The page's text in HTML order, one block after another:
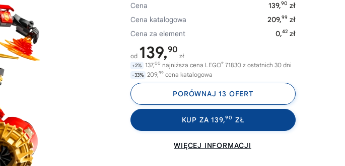
Cena
139,90 zł
Cena katalogowa
209,99 zł
Cena za element
0,42 zł
od 139,90
zł
+2% 137,00 najniższa cena LEGO® 71830 z ostatnich 30 dni
-33% 209,99 cena katalogowa
PORÓWNAJ 13 OFERT
KUP ZA 139,90 ZŁ
WIĘCEJ INFORMACJI